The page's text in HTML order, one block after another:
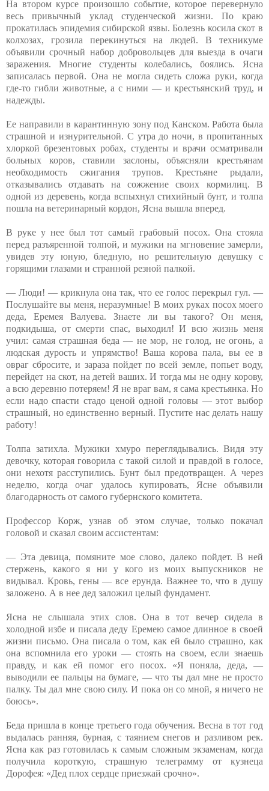
На втором курсе произошло событие, которое перевернуло
весь привычный уклад студенческой жизни. По краю
прокатилась эпидемия сибирской язвы. Болезнь косила скот в
колхозах, грозила перекинуться на людей. В техникуме
объявили срочный набор добровольцев для выезда в очаги
заражения. Многие студенты колебались, боялись. Ясна
записалась первой. Она не могла сидеть сложа руки, когда
где-то гибли животные, а с ними — и крестьянский труд, и
надежды.
Ее направили в карантинную зону под Канском. Работа была
страшной и изнурительной. С утра до ночи, в пропитанных
хлоркой брезентовых робах, студенты и врачи осматривали
больных коров, ставили заслоны, объясняли крестьянам
необходимость сжигания трупов. Крестьяне рыдали,
отказывались отдавать на сожжение своих кормилиц. В
одной из деревень, когда вспыхнул стихийный бунт, и толпа
пошла на ветеринарный кордон, Ясна вышла вперед.
В руке у нее был тот самый грабовый посох. Она стояла
перед разъяренной толпой, и мужики на мгновение замерли,
увидев эту юную, бледную, но решительную девушку с
горящими глазами и странной резной палкой.
— Люди! — крикнула она так, что ее голос перекрыл гул. —
Послушайте вы меня, неразумные! В моих руках посох моего
деда, Еремея Валуева. Знаете ли вы такого? Он меня,
подкидыша, от смерти спас, выходил! И всю жизнь меня
учил: самая страшная беда — не мор, не голод, не огонь, а
людская дурость и упрямство! Ваша корова пала, вы ее в
овраг сбросите, и зараза пойдет по всей земле, попьет воду,
перейдет на скот, на детей ваших. И тогда мы не одну корову,
а всю деревню потеряем! Я не враг вам, я сама крестьянка. Но
если надо спасти стадо ценой одной головы — этот выбор
страшный, но единственно верный. Пустите нас делать нашу
работу!
Толпа затихла. Мужики хмуро переглядывались. Видя эту
девочку, которая говорила с такой силой и правдой в голосе,
они нехотя расступились. Бунт был предотвращен. А через
неделю, когда очаг удалось купировать, Ясне объявили
благодарность от самого губернского комитета.
Профессор Корж, узнав об этом случае, только покачал
головой и сказал своим ассистентам:
— Эта девица, помяните мое слово, далеко пойдет. В ней
стержень, какого я ни у кого из моих выпускников не
видывал. Кровь, гены — все ерунда. Важнее то, что в душу
заложено. А в нее дед заложил целый фундамент.
Ясна не слышала этих слов. Она в тот вечер сидела в
холодной избе и писала деду Еремею самое длинное в своей
жизни письмо. Она писала о том, как ей было страшно, как
она вспомнила его уроки — стоять на своем, если знаешь
правду, и как ей помог его посох. «Я поняла, деда, —
выводили ее пальцы на бумаге, — что ты дал мне не просто
палку. Ты дал мне свою силу. И пока он со мной, я ничего не
боюсь».
Беда пришла в конце третьего года обучения. Весна в тот год
выдалась ранняя, бурная, с таянием снегов и разливом рек.
Ясна как раз готовилась к самым сложным экзаменам, когда
получила короткую, страшную телеграмму от кузнеца
Дорофея: «Дед плох сердце приезжай срочно».